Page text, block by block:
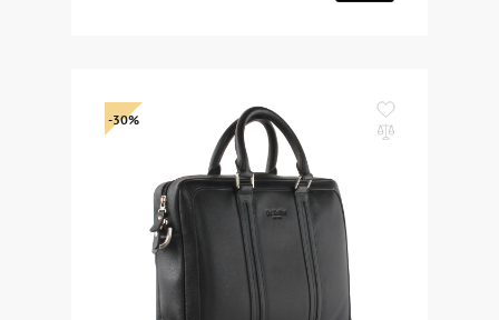
-30%